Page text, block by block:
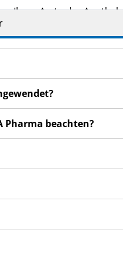
Ihren Arzt oder
sind. Siehe
Pharma beachten?